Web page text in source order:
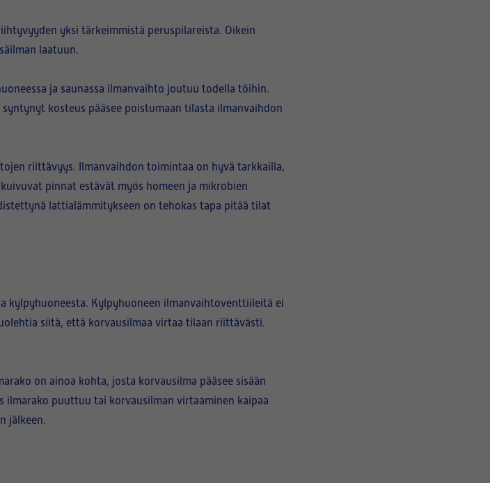
yksi tärkeimmistä peruspilareista. Oikein
laatuun.
ja saunassa ilmanvaihto joutuu todella töihin.
kosteus pääsee poistumaan tilasta ilmanvaihdon
riittävyys. Ilmanvaihdon toimintaa on hyvä tarkkailla,
pinnat estävät myös homeen ja mikrobien
lattialämmitykseen on tehokas tapa pitää tilat
kylpyhuoneesta. Kylpyhuoneen ilmanvaihtoventtiileitä ei
siitä, että korvausilmaa virtaa tilaan riittävästi.
on ainoa kohta, josta korvausilma pääsee sisään
ilmarako puuttuu tai korvausilman virtaaminen kaipaa
jälkeen.